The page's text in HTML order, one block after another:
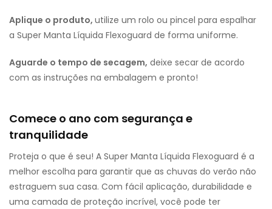
Aplique o produto, utilize um rolo ou pincel para espalhar
a Super Manta Líquida Flexoguard de forma uniforme.
Aguarde o tempo de secagem, deixe secar de acordo
com as instruções na embalagem e pronto!
Comece o ano com segurança e
tranquilidade
Proteja o que é seu! A Super Manta Líquida Flexoguard é a
melhor escolha para garantir que as chuvas do verão não
estraguem sua casa. Com fácil aplicação, durabilidade e
uma camada de proteção incrível, você pode ter